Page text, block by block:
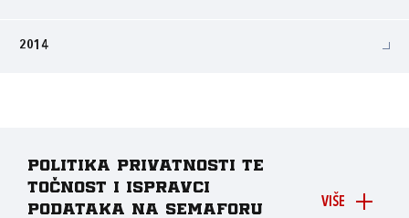
2014
VIŠE
Politika privatnosti te
točnost i ispravci
podataka na Semaforu